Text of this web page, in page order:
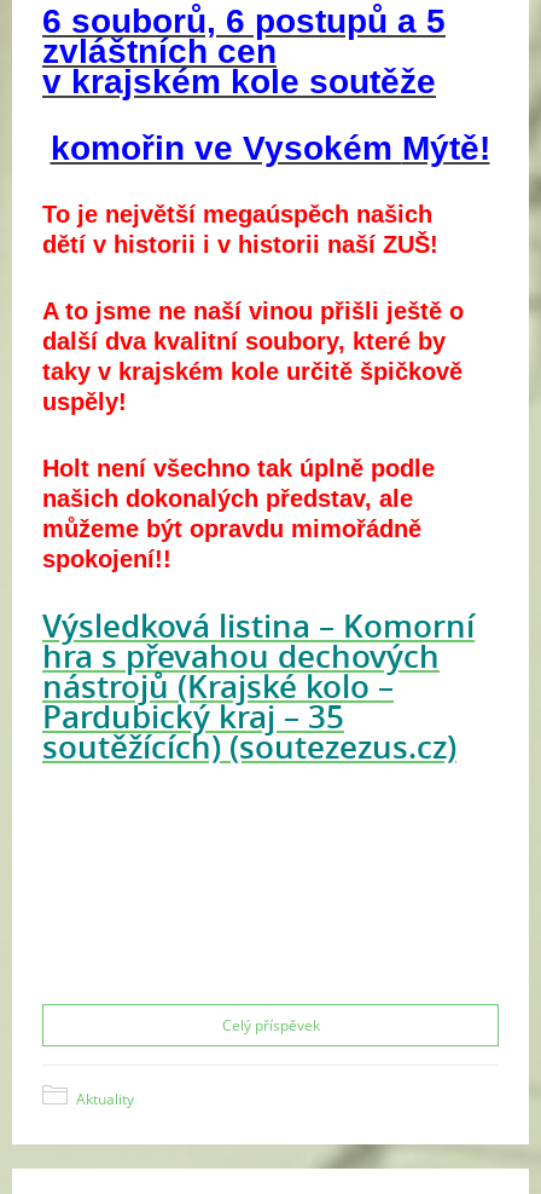
6 souborů, 6 postupů a 5
zvláštních cen
v krajském kole soutěže
komořin ve Vysokém Mýtě!
To je největší megaúspěch našich
dětí v historii i v historii naší ZUŠ!
A to jsme ne naší vinou přišli ještě o
další dva kvalitní soubory, které by
taky v krajském kole určitě špičkově
uspěly!
Holt není všechno tak úplně podle
našich dokonalých představ, ale
můžeme být opravdu mimořádně
spokojení!!
Výsledková listina – Komorní
hra s převahou dechových
nástrojů (Krajské kolo –
Pardubický kraj – 35
soutěžících) (soutezezus.cz)
Celý příspěvek
Aktuality